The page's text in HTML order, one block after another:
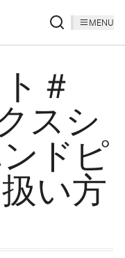
MENU
＃
スシ
ドピ
い方